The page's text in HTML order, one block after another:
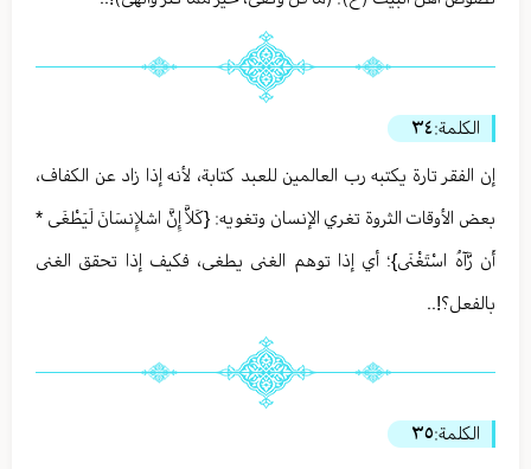
الكلمة:٣٤
إن الفقر تارة يكتبه رب العالمين للعبد كتابة، لأنه إذا زاد عن الكفاف،
بعض الأوقات الثروة تغري الإنسان وتغويه: {كَلاَّ إِنَّ اشلإِنسَانَ لَيَطْغَى *
أَن رَّآهُ اسْتَغْنَى}؛ أي إذا توهم الغنى يطغى، فكيف إذا تحقق الغنى
بالفعل؟!..
الكلمة:٣٥